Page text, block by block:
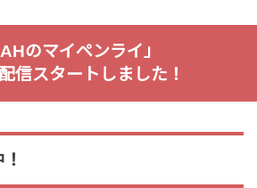
のマイペンライ」
信スタートしました！